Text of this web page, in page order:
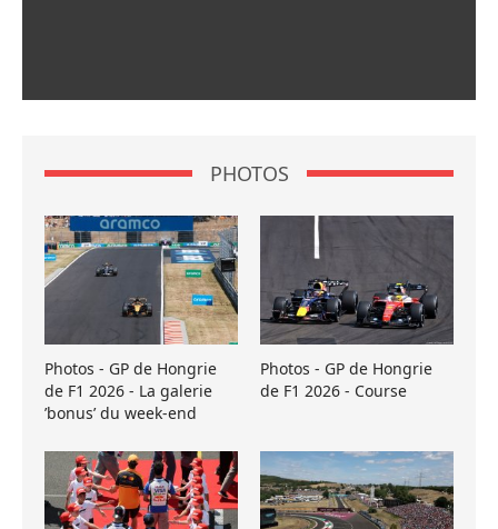
PHOTOS
Photos - GP de Hongrie
de F1 2026 - La galerie
’bonus’ du week-end
Photos - GP de Hongrie
de F1 2026 - Course